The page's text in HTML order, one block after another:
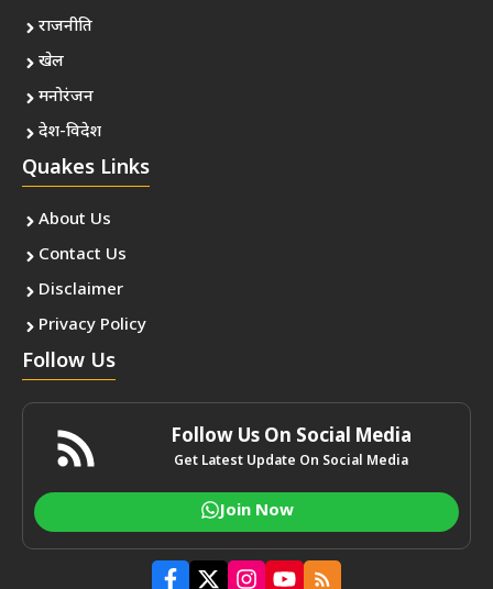
राजनीति
खेल
मनोरंजन
देश-विदेश
Quakes Links
About Us
Contact Us
Disclaimer
Privacy Policy
Follow Us
Follow Us On Social Media
Get Latest Update On Social Media
Join Now